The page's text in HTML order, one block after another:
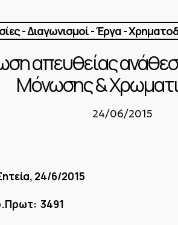
- Διαγωνισμοί - Έργα -
απευθείας
Μόνωσης &
24/06/2015
24/6/2015
3491